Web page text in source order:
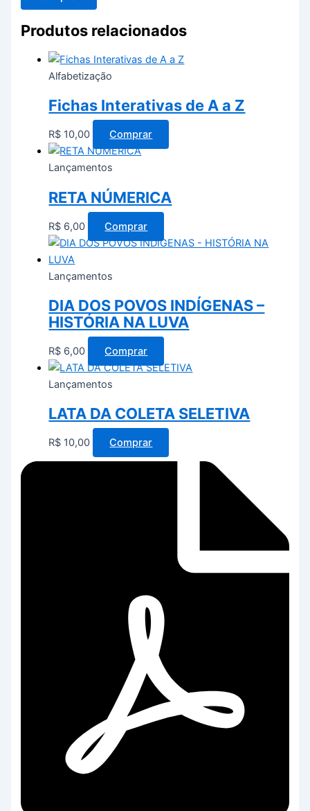
Produtos relacionados
Alfabetização
Fichas Interativas de A a Z
R$ 10,00 Comprar
Lançamentos
RETA NÚMERICA
R$ 6,00 Comprar
Lançamentos
DIA DOS POVOS INDÍGENAS –
HISTÓRIA NA LUVA
R$ 6,00 Comprar
Lançamentos
LATA DA COLETA SELETIVA
R$ 10,00 Comprar